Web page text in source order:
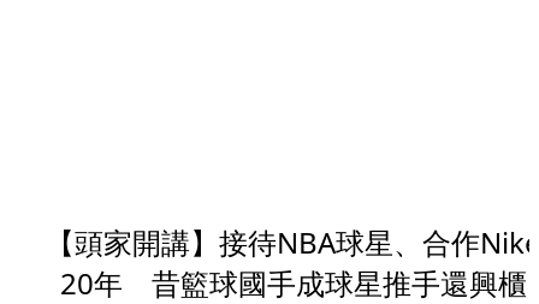
【頭家開講】接待NBA球星、合作
20年 昔籃球國手成球星推手還興櫃